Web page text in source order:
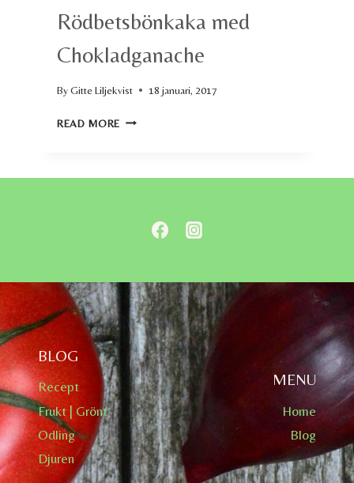
Rödbetsbönkaka med
Chokladganache
ByGitte Liljekvist 18 januari, 2017
READ MORE RÖDBETSBÖNKAKA
BLOG
Recept
Frukt | Grönt
Odling
Djuren
MENU
Home
Blog